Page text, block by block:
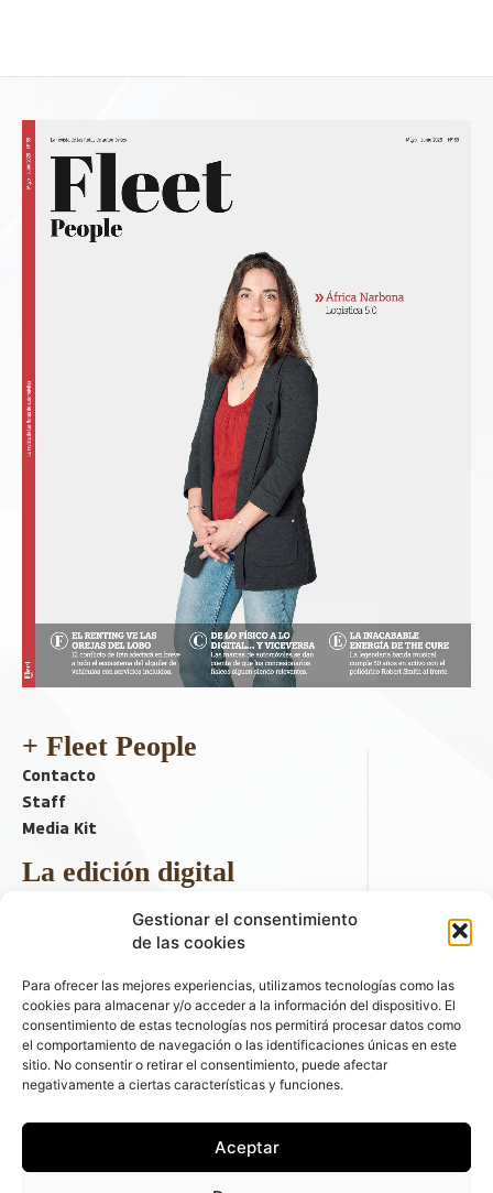
Gestionar el consentimiento
de las cookies
Para ofrecer las mejores experiencias, utilizamos tecnologías como las
cookies para almacenar y/o acceder a la información del dispositivo. El
consentimiento de estas tecnologías nos permitirá procesar datos como
el comportamiento de navegación o las identificaciones únicas en este
sitio. No consentir o retirar el consentimiento, puede afectar
negativamente a ciertas características y funciones.
Aceptar
+ Fleet People
Contacto
Staff
Media Kit
La edición digital
Descargar último ejemplar
ir a hemeroteca
+ Contenido en redes sociales